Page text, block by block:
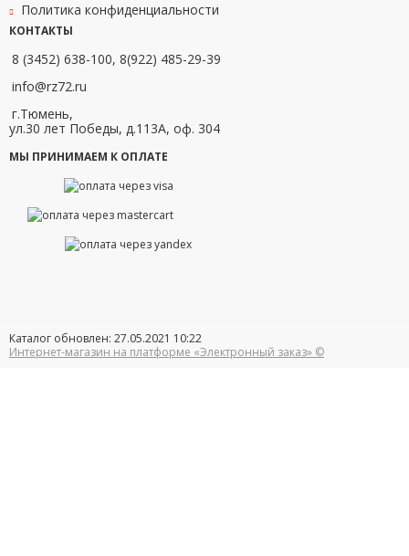
Политика конфиденциальности
КОНТАКТЫ
8 (3452) 638-100, 8(922) 485-29-39
info@rz72.ru
г.Тюмень,
ул.30 лет Победы, д.113А, оф. 304
МЫ ПРИНИМАЕМ К ОПЛАТЕ
Каталог обновлен: 27.05.2021 10:22
Интернет-магазин на платформе «Электронный заказ» ©